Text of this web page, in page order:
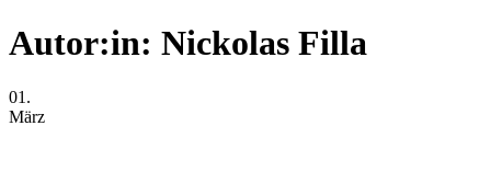
Autor:in: Nickolas Filla
01.
März